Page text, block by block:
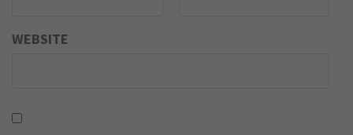
WEBSITE